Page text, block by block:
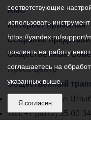
АМС
Интернет приемная
Собрание
Общественный
Пресс-центр
Общественный
Владикавказ, пл.
Тел:+7 (8672) 55-00-34
соответствующие
использовать
https://yandex.ru/support/
повлиять на работу
соглашаетесь на
указанных выше.
Я согласен